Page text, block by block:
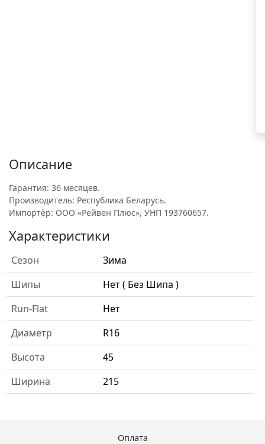
Описание
Гарантия: 36 месяцев.
Производитель: Республика Беларусь.
Импортёр: ООО «Рейвен Плюс», УНП 193760657.
Характеристики
Сезон
Зима
Шипы
Нет ( Без Шипа )
Run-Flat
Нет
Диаметр
R16
Высота
45
Ширина
215
Оплата